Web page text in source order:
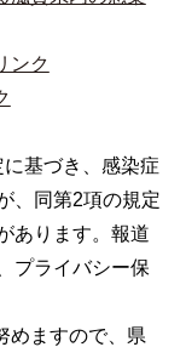
ンク
基づき、感染症
、同第2項の規定
あります。報道
プライバシー保
めますので、県